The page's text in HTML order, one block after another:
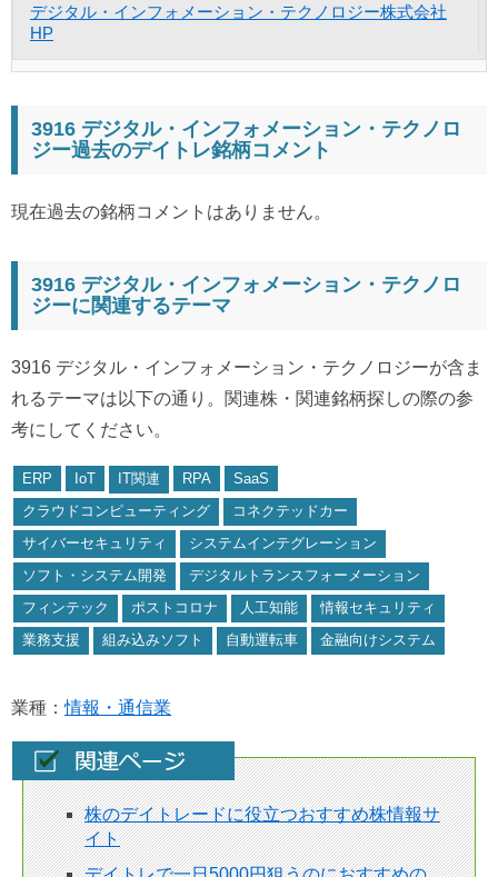
デジタル・インフォメーション・テクノロジー株式会社
HP
3916 デジタル・インフォメーション・テクノロ
ジー過去のデイトレ銘柄コメント
現在過去の銘柄コメントはありません。
3916 デジタル・インフォメーション・テクノロ
ジーに関連するテーマ
3916 デジタル・インフォメーション・テクノロジーが含ま
れるテーマは以下の通り。関連株・関連銘柄探しの際の参
考にしてください。
ERP IoT IT関連 RPA
SaaS
クラウドコンピューティング
コネクテッドカー
サイバーセキュリティ
システムインテグレーション
ソフト・システム開発
デジタルトランスフォーメーション
フィンテック
ポストコロナ 人工知能
情報セキュリティ
業務支援
組み込みソフト 自動運転車 金融向けシステム
業種：情報・通信業
株のデイトレードに役立つおすすめ株情報サ
イト